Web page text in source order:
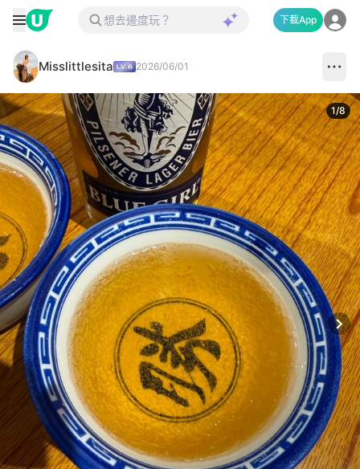
下載App
Misslittlesita 2026/06/01
1/8